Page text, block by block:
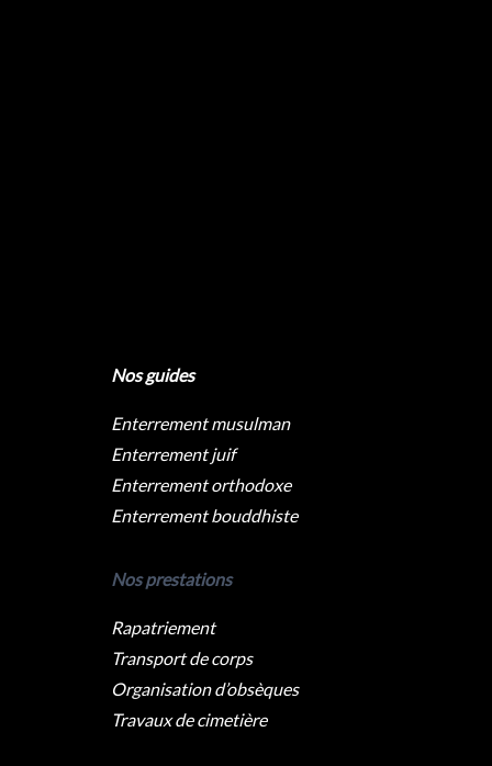
Nos guides
Enterrement musulman
Enterrement juif
Enterrement orthodoxe
Enterrement bouddhiste
Nos prestations
Rapatriement
Transport de corps
Organisation d’obsèques
Travaux de cimetière